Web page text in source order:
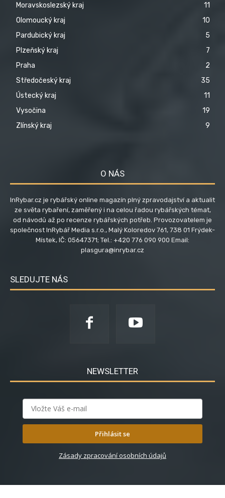
Moravskoslezský kraj
11
Olomoucký kraj
10
Pardubický kraj
5
Plzeňský kraj
7
Praha
2
Středočeský kraj
35
Ústecký kraj
11
Vysočina
19
Zlínský kraj
9
O NÁS
InRybar.cz je rybářský online magazín plný zpravodajství a aktualit
ze světa rybaření, zaměřený i na celou řadou rybářských témat,
od návodů až po recenze rybářských potřeb. Provozovatelem je
společnost InRybář Media s.r.o., Malý Koloredov 761, 738 01 Frýdek-
Místek, IČ: 05647371; Tel.: +420 776 090 900 Email:
plasgura@inrybar.cz
SLEDUJTE NÁS
NEWSLETTER
Přihlásit se
Zásady zpracování osobních údajů